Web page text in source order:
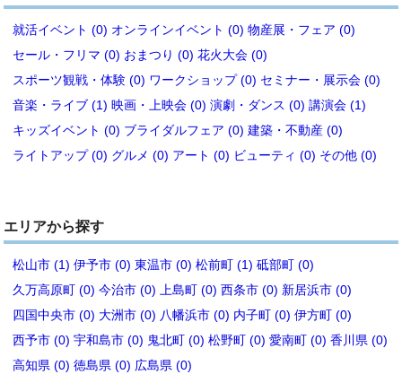
就活イベント (0) オンラインイベント (0) 物産展・フェア (0)
セール・フリマ (0) おまつり (0) 花火大会 (0)
スポーツ観戦・体験 (0) ワークショップ (0) セミナー・展示会 (0)
音楽・ライブ (1) 映画・上映会 (0) 演劇・ダンス (0) 講演会 (1)
キッズイベント (0) ブライダルフェア (0) 建築・不動産 (0)
ライトアップ (0) グルメ (0) アート (0) ビューティ (0) その他 (0)
エリアから探す
松山市 (1) 伊予市 (0) 東温市 (0) 松前町 (1) 砥部町 (0)
久万高原町 (0) 今治市 (0) 上島町 (0) 西条市 (0) 新居浜市 (0)
四国中央市 (0) 大洲市 (0) 八幡浜市 (0) 内子町 (0) 伊方町 (0)
西予市 (0) 宇和島市 (0) 鬼北町 (0) 松野町 (0) 愛南町 (0) 香川県 (0)
高知県 (0) 徳島県 (0) 広島県 (0)